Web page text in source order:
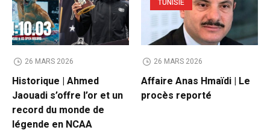
26 MARS 2026
Historique | Ahmed
Jaouadi s’offre l’or et un
record du monde de
légende en NCAA
TUNISIE
26 MARS 2026
Affaire Anas Hmaïdi | Le
procès reporté